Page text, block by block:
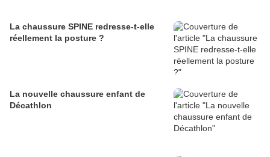
La chaussure SPINE redresse-t-elle
réellement la posture ?
La nouvelle chaussure enfant de
Décathlon